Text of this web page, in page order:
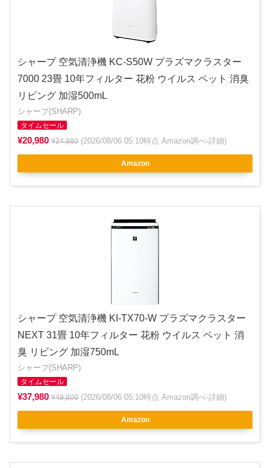
シャープ 空気清浄機 KC-S50W プラズマクラスター
7000 23畳 10年フィルター 花粉 ウイルス ペット 消臭
リビング 加湿500mL
シャープ(SHARP)
タイムセール
¥20,980 ¥24,980 (2026/08/06 05:10時点 Amazon調べ-詳細)
Amazon
シャープ 空気清浄機 KI-TX70-W プラズマクラスター
NEXT 31畳 10年フィルター 花粉 ウイルス ペット 消
臭 リビング 加湿750mL
シャープ(SHARP)
タイムセール
¥37,980 ¥49,800 (2026/08/06 05:10時点 Amazon調べ-詳細)
Amazon